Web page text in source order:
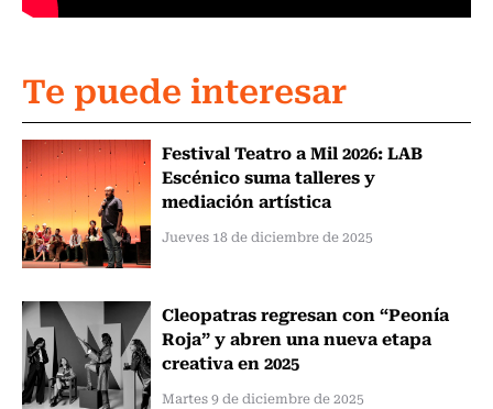
Te puede interesar
Festival Teatro a Mil 2026: LAB
Escénico suma talleres y
mediación artística
Jueves 18 de diciembre de 2025
Cleopatras regresan con “Peonía
Roja” y abren una nueva etapa
creativa en 2025
Martes 9 de diciembre de 2025